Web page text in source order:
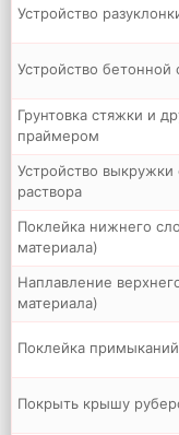
Устройство
Устройство
Грунтовка стяжки и
праймером
Устройство выкружки
раствора
Поклейка нижнего
материала)
Наплавление
материала)
Поклейка
Покрыть крышу